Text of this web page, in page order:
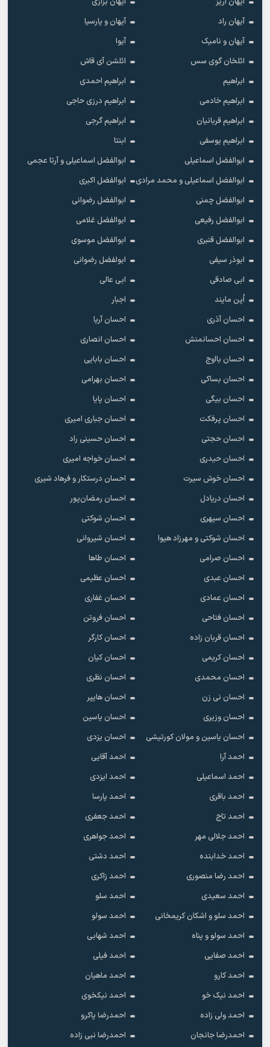
آیهان راد
آیهان و پارسیا
آیهان و نامیک
آیوا
ائلخان گوی سس
ائلشن آی قاش
ابراهیم
ابراهیم احمدی
ابراهیم خادمی
ابراهیم درزی حاجی
ابراهیم قربانیان
ابراهیم گرجی
ابراهیم یوسفی
ابنتا
ابوالفضل اسماعیلی
ابوالفضل اسماعیلی و آرتا عجمی
ابوالفضل اسماعیلی و محمد مرادی
ابوالفضل اکبری
ابوالفضل چمنی
ابوالفضل رضوانی
ابوالفضل رفیعی
ابوالفضل غلامی
ابوالفضل قنبری
ابوالفضل موسوی
ابوذر سیفی
ابولفضل رضوانی
ابی صادقی
ابی عالی
اُپن مایند
اجبار
احسان آذری
احسان آریا
احسان احسانمنش
احسان انصاری
احسان بااوج
احسان بابایی
احسان بساکی
احسان بهرامی
احسان بیگی
احسان پایا
احسان پرفکت
احسان جباری امیری
احسان حجتی
احسان حسینی راد
احسان حیدری
احسان خواجه امیری
احسان خوش سیرت
احسان درستکار و فرهاد شیرى
احسان دریادل
احسان رمضان‌پور
احسان سپهری
احسان شوکتی
احسان شوکتی و مهرزاد هیوا
احسان شیروانی
احسان صرامی
احسان طاها
احسان عبدی
احسان عظیمی
احسان عمادی
احسان غفاری
احسان فتاحی
احسان فروتن
احسان قربان زاده
احسان کارگر
احسان کریمی
احسان کیان
احسان محمدی
احسان نظری
احسان نی زن
احسان هایپر
احسان وزیری
احسان یاسین
احسان یاسین و مولان کورتیشی
احسان یزدی
احمد آرا
احمد آقایی
احمد اسماعیلی
احمد ایزدی
احمد باقری
احمد پارسا
احمد تاج
احمد جعفری
احمد جلالی مهر
احمد جواهری
احمد خدابنده
احمد دشتی
احمد رضا منصوری
احمد زاکری
احمد سعیدی
احمد سلو
احمد سلو و اشکان کریمخانی
احمد سولو
احمد سولو و پناه
احمد شهابی
احمد صفایی
احمد فیلی
احمد کارو
احمد ماهیان
احمد نیک خو
احمد نیکخوی
احمد ولی زاده
احمدرضا پاکرو
احمدرضا جانجان
احمدرضا نبی زاده